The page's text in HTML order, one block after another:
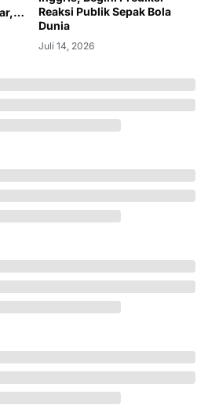
Reaksi Publik Sepak Bola
Dunia
Juli 14, 2026